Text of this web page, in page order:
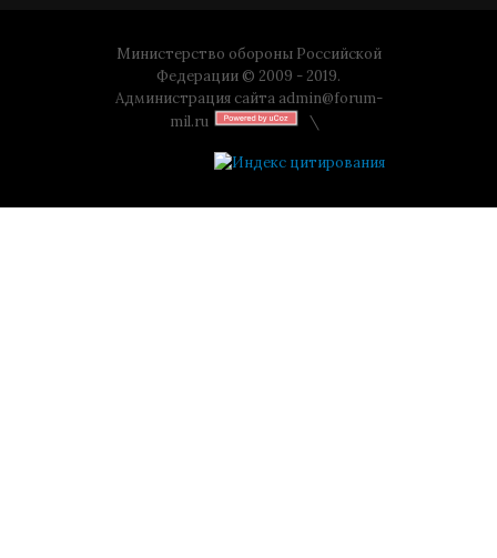
Министерство обороны Российской
Федерации © 2009 - 2019.
Администрация сайта admin@forum-
mil.ru